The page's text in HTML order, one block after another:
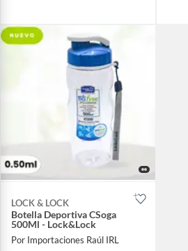
LOCK & LOCK
Botella Deportiva CSoga
500Ml - Lock&Lock
Por Importaciones Raúl IRL